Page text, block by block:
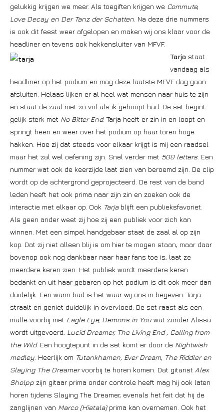
gelukkig krijgen we meer. Als toegiften krijgen we Commute,
Love Decay en Der Tanz der Schatten . Na deze drie nummers
is ook dit feest weer afgelopen en maken wij ons klaar voor de
headliner en tevens ook hekkensluiter van MFVF.
Tarja staat
vandaag als
headliner op het podium en mag deze laatste MFVF dag gaan
afsluiten. Helaas lijken er al heel wat mensen naar huis te zijn
en staat de zaal niet zo vol als ik gehoopt had. De set begint
gelijk sterk met No Bitter End. Tarja heeft er zin in en loopt en
springt heen en weer over het podium op haar toren hoge
hakken. Hoe zij dat steeds voor elkaar krijgt is mij een raadsel
maar het zal wel oefening zijn. Snel verder met 500 letters . Een
nummer wat ook de keerzijde laat zien van beroemd zijn. De clip
wordt op de achtergrond geprojecteerd. De rest van de band
leden heeft het ook prima naar zijn zin en zoeken ook de
interactie met elkaar op. Ook Tarjablijft een publieksfavoriet.
Als geen ander weet zij hoe zij een publiek voor zich kan
winnen. Met een simpel handgebaar staat de zaal al op zijn
kop. Dat zij niet alleen blij is om hier te mogen staan, maar daar
bovenop ook nog dankbaar naar haar fans toe is, laat ze
meerdere keren zien. Het publiek wordt meerdere keren
bedankt en uit haar gebaren op het podium is dit ook meer dan
duidelijk. Een warm bad is het waar wij ons in begeven. Tarja
straalt en geniet duidelijk in overvloed. De set raast als een
malle voorbij met Eagle Eye, Demons in You wat zonder Alissa
wordt uitgevoerd, Lucid Dreamer, The Living End , Calling from
the Wild. Een hoogtepunt in de set komt er door de Nightwish
medley . Heerlijk om Tutankhamen, Ever Dream, The Riddler en
Slaying The Dreamervoorbij te horen komen. Dat gitarist Alex
Sholpp zijn gitaar prima onder controle heeft mag hij ook laten
horen tijdens Slaying The Dreamer, evenals het feit dat hij de
zanglijnen van Marco (Hietala)prima kan overnemen. Ook het